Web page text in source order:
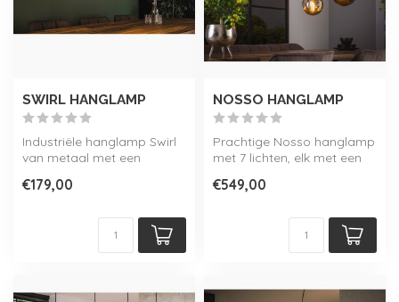
SWIRL HANGLAMP
Industriële hanglamp Swirl
van metaal met een
€179,00
NOSSO HANGLAMP
Prachtige Nosso hanglamp
met 7 lichten, elk met een
€549,00